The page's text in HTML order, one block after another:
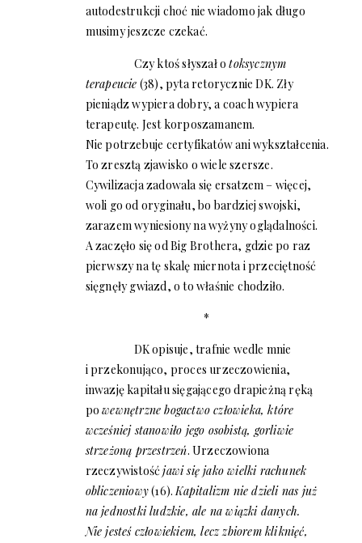
autodestrukcji choć nie wiadomo jak długo
musimy jeszcze czekać.
Czy ktoś słyszał otoksycznym
terapeucie (38), pyta retorycznie DK. Zły
pieniądz wypiera dobry, a coach wypiera
terapeutę. Jest korposzamanem.
Nie potrzebuje certyfikatów ani wykształcenia.
To zresztą zjawisko o wiele szersze.
Cywilizacja zadowala się ersatzem – więcej,
woli go od oryginału, bo bardziej swojski,
zarazem wyniesiony na wyżyny oglądalności.
A zaczęło się od Big Brothera, gdzie po raz
pierwszy na tę skalę miernota i przeciętność
sięgnęły gwiazd, o to właśnie chodziło.
*
DK opisuje, trafnie wedle mnie
i przekonująco, proces urzeczowienia,
inwazję kapitału sięgającego drapieżną ręką
powewnętrzne bogactwo człowieka, które
wcześniej stanowiło jego osobistą, gorliwie
strzeżoną przestrzeń. Urzeczowiona
rzeczywistośćjawi się jako wielki rachunek
obliczeniowy(16).Kapitalizm nie dzieli nas już
na jednostki ludzkie, ale na wiązki danych.
Nie jesteś człowiekiem, lecz zbiorem kliknięć,